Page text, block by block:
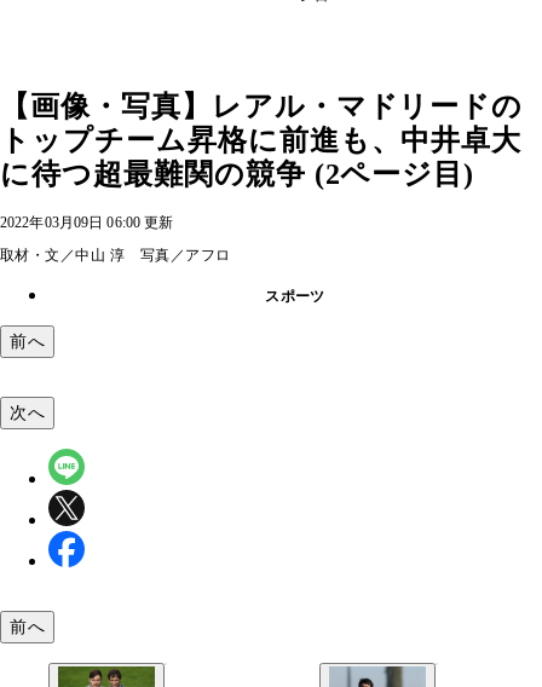
【画像・写真】レアル・マドリードの
トップチーム昇格に前進も、中井卓大
に待つ超最難関の競争 (2ページ目)
2022年03月09日 06:00 更新
取材・文／中山 淳 写真／アフロ
スポーツ
前へ
次へ
前へ